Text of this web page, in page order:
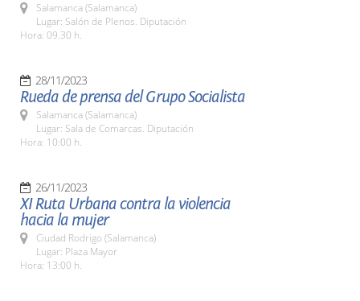
Salamanca (Salamanca)
Lugar: Salón de Plenos. Diputación
Hora: 09.30 h.
28/11/2023
Rueda de prensa del Grupo Socialista
Salamanca (Salamanca)
Lugar: Sala de Comarcas. Diputación
Hora: 10:00 h.
26/11/2023
XI Ruta Urbana contra la violencia
hacia la mujer
Ciudad Rodrigo (Salamanca)
Lugar: Plaza Mayor
Hora: 13:00 h.